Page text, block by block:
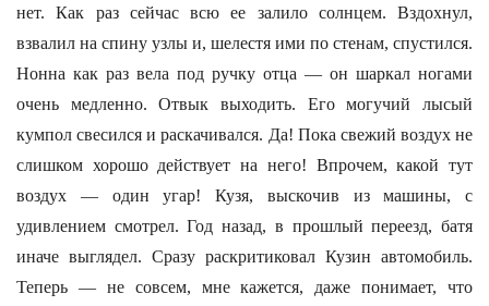
нет. Как раз сейчас всю ее залило солнцем. Вздохнул,
взвалил на спину узлы и, шелестя ими по стенам, спустился.
Нонна как раз вела под ручку отца — он шаркал ногами
очень медленно. Отвык выходить. Его могучий лысый
кумпол свесился и раскачивался. Да! Пока свежий воздух не
слишком хорошо действует на него! Впрочем, какой тут
воздух — один угар! Кузя, выскочив из машины, с
удивлением смотрел. Год назад, в прошлый переезд, батя
иначе выглядел. Сразу раскритиковал Кузин автомобиль.
Теперь — не совсем, мне кажется, даже понимает, что